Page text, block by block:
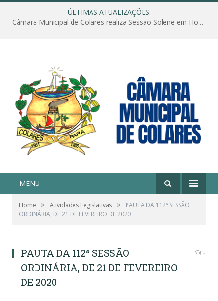
ÚLTIMAS ATUALIZAÇÕES:
Câmara Municipal de Colares realiza Sessão Solene em Homenagem ao Dia das Mães
MENU
Home » Atividades Legislativas »
PAUTA DA 112ª SESSÃO
ORDINÁRIA, DE 21 DE FEVEREIRO DE 2020
PAUTA DA 112ª SESSÃO
ORDINÁRIA, DE 21 DE FEVEREIRO
DE 2020
0